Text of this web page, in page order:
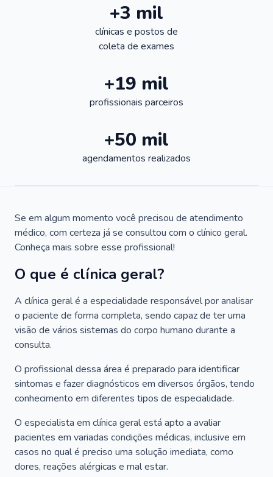
+3 mil
clínicas e postos de
coleta de exames
+19 mil
profissionais parceiros
+50 mil
agendamentos realizados
Se em algum momento você precisou de atendimento
médico, com certeza já se consultou com o clínico geral.
Conheça mais sobre esse profissional!
O que é clínica geral?
A clínica geral é a especialidade responsável por analisar
o paciente de forma completa, sendo capaz de ter uma
visão de vários sistemas do corpo humano durante a
consulta.
O profissional dessa área é preparado para identificar
sintomas e fazer diagnósticos em diversos órgãos, tendo
conhecimento em diferentes tipos de especialidade.
O especialista em clínica geral está apto a avaliar
pacientes em variadas condições médicas, inclusive em
casos no qual é preciso uma solução imediata, como
dores, reações alérgicas e mal estar.